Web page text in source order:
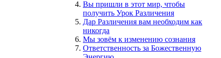
Вы пришли в этот мир, чтобы
получить Урок Различения
Дар Различения вам необходим как
никогда
Мы зовём к изменению сознания
Ответственность за Божественную